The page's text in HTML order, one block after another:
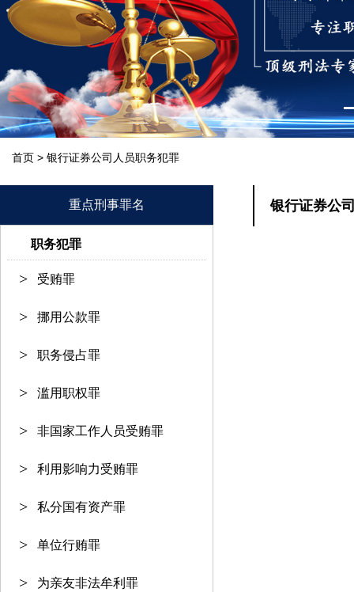
首页 > 银行证券公司人员职务犯罪
重点刑事罪名
职务犯罪
受贿罪
挪用公款罪
职务侵占罪
滥用职权罪
非国家工作人员受贿罪
利用影响力受贿罪
私分国有资产罪
单位行贿罪
为亲友非法牟利罪
银行证券公